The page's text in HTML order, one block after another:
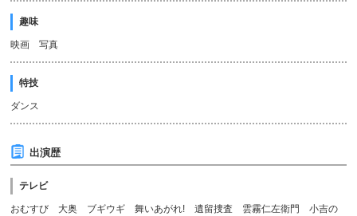
趣味
映画 写真
特技
ダンス
出演歴
テレビ
おむすび 大奥 ブギウギ 舞いあがれ! 遺留捜査 雲霧仁左衛門 小吉の